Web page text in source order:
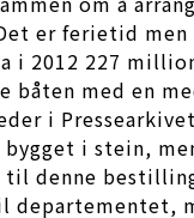
er ferietid
2012 227
båten med en
i
i stein,
til denne
departementet,